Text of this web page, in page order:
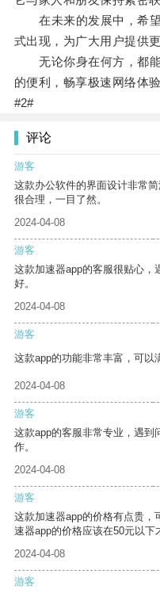
在未来的发展中，希望
式出现，为广大用户提供
无论你身在何方，都能
的便利，畅享极速网络体验
#2#
评论
游客
这款办公软件的界面设计非常
很合理，一目了然。
2024-04-08
游客
这款加速器app的客服很贴心，
好。
2024-04-08
游客
这款app的功能非常丰富，可以
2024-04-08
游客
这款app的客服非常专业，遇到
作。
2024-04-08
游客
这款加速器app的价格有点贵，
速器app的价格应该在50元以下
2024-04-08
游客